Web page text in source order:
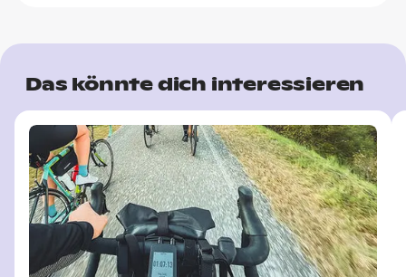
Das könnte dich interessieren